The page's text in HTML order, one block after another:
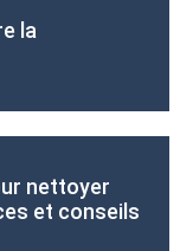
la
nettoyer
et conseils